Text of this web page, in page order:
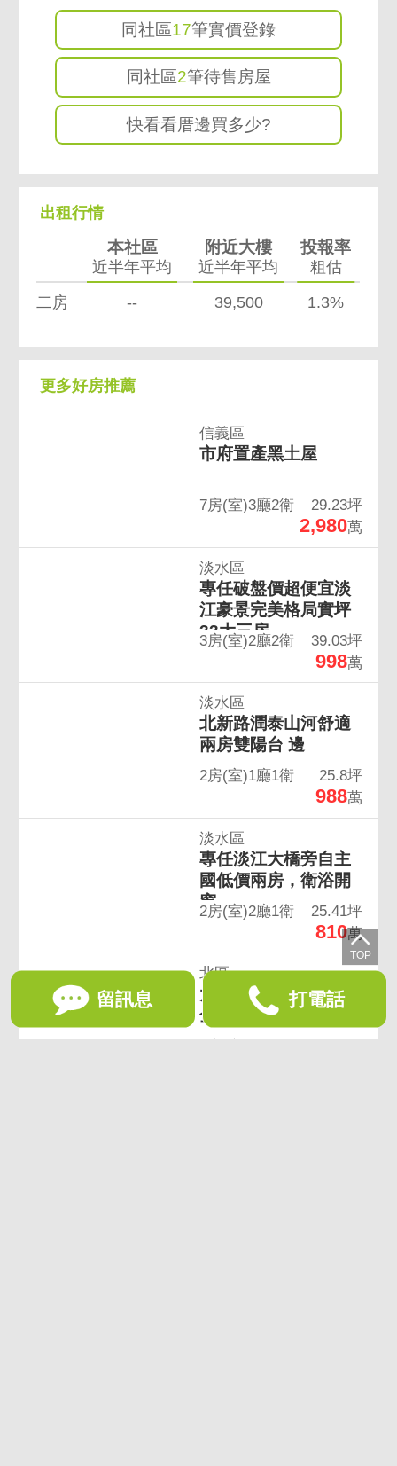
同社區17筆實價登錄
同社區2筆待售房屋
快看看厝邊買多少?
出租行情
本社區
近半年平均
附近大樓
近半年平均
投報率
粗估
二房 -- 39,500 1.3%
更多好房推薦
信義區
市府置產黑土屋
7房(室)3廳2衛 29.23坪
2,980萬
淡水區
專任破盤價超便宜淡
江豪景完美格局實坪
33大三房
3房(室)2廳2衛 39.03坪
998萬
淡水區
北新路潤泰山河舒適
兩房雙陽台 邊
2房(室)1廳1衛 25.8坪
988萬
淡水區
專任淡江大橋旁自主
國低價兩房，衛浴開
窗
2房(室)2廳1衛 25.41坪
810萬
北區
大全聯光華湳雅商圈
金店面
留訊息 打電話